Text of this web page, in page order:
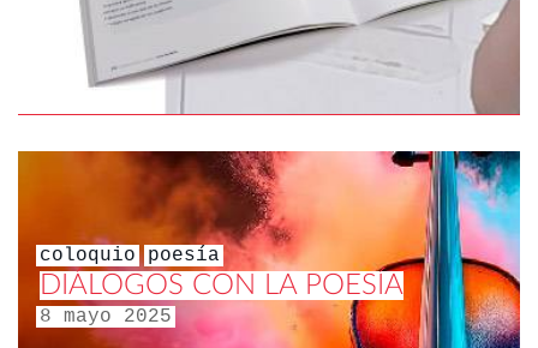
coloquio poesía
DIÁLOGOS CON LA POESÍA
8 mayo 2025